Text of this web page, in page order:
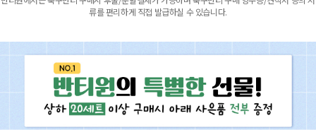
류를 편리하게 직접 발급하실 수 있습니다.